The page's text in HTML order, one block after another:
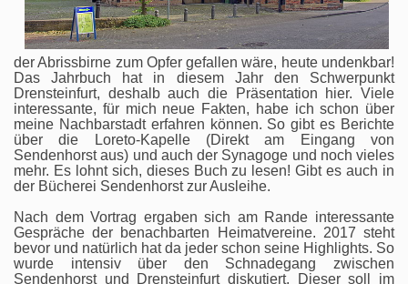
der Abrissbirne zum Opfer gefallen wäre, heute undenkbar!
Das Jahrbuch hat in diesem Jahr den Schwerpunkt
Drensteinfurt, deshalb auch die Präsentation hier. Viele
interessante, für mich neue Fakten, habe ich schon über
meine Nachbarstadt erfahren können. So gibt es Berichte
über die Loreto-Kapelle (Direkt am Eingang von
Sendenhorst aus) und auch der Synagoge und noch vieles
mehr. Es lohnt sich, dieses Buch zu lesen! Gibt es auch in
der Bücherei Sendenhorst zur Ausleihe.
Nach dem Vortrag ergaben sich am Rande interessante
Gespräche der benachbarten Heimatvereine. 2017 steht
bevor und natürlich hat da jeder schon seine Highlights. So
wurde intensiv über den Schnadegang zwischen
Sendenhorst und Drensteinfurt diskutiert. Dieser soll im